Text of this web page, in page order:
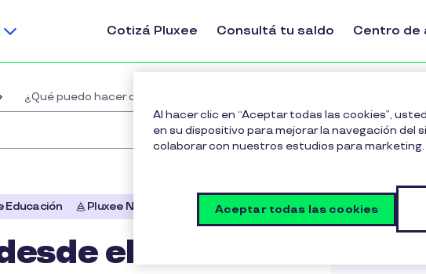
Cotizá Pluxee Consultá tu saldo Centro de
¿Qué puedo hacer desde el Portal de Clientes de Pluxee Uruguay?
Educación Pluxee Navidad
el Portal de
Al hacer clic en “Aceptar todas las cookies”,
en su dispositivo para mejorar la navegación del
colaborar con nuestros estudios para marketing.
Aceptar todas las cookies